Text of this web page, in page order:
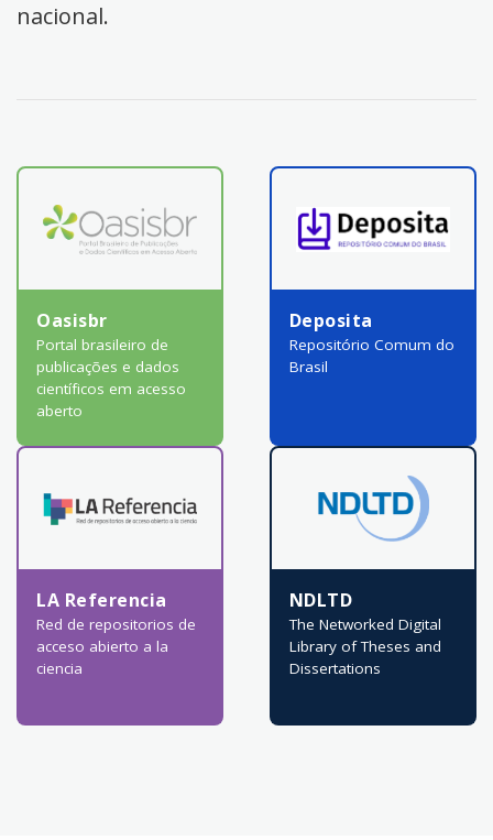
nacional.
Oasisbr
Portal brasileiro de
publicações e dados
científicos em acesso
aberto
Deposita
Repositório Comum do
Brasil
LA Referencia
Red de repositorios de
acceso abierto a la
ciencia
NDLTD
The Networked Digital
Library of Theses and
Dissertations